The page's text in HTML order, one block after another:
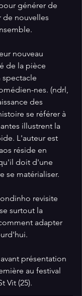
générer de
de nouvelles
nouveau
de la pièce
nes. (ndrl,
des
se référer à
illustrent la
L'auteur est
réside en
doit d'une
se matérialiser.
revisite
surtout la
adapter
présentation
au festival
Vit (25).